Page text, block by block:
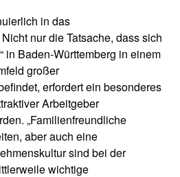
in das
nur die Tatsache, dass sich
in Baden-Württemberg in einem
großer
erfordert ein besonderes
Arbeitgeber
„Familienfreundliche
aber auch eine
sind bei der
wichtige